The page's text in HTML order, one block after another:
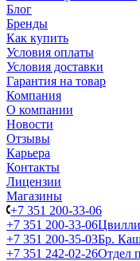
Блог
Бренды
Как купить
Условия оплаты
Условия доставки
Гарантия на товар
Компания
О компании
Новости
Отзывы
Карьера
Контакты
Лицензии
Магазины
+7 351 200-33-06
+7 351 200-33-06
+7 351 200-35-03Бр.
+7 351 242-02-26Отдел